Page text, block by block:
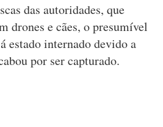
das autoridades, que
drones e cães, o presumível
estado internado devido a
por ser capturado.